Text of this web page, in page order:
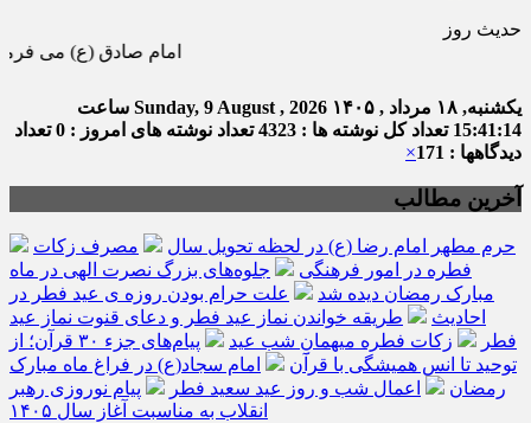
حدیث روز
امام صادق (ع) می فرماید :
یکشنبه, ۱۸ مرداد , ۱۴۰۵ Sunday, 9 August , 2026 ساعت
15:41:15 تعداد کل نوشته ها : 4323 تعداد نوشته های امروز : 0
تعداد
دیدگاهها : 171
×
آخرین مطالب
حرم مطهر امام رضا (ع) در لحظه تحویل سال
مصرف زکات
فطره در امور فرهنگی
جلوه‌های بزرگ نصرت الهی در ماه
مبارک رمضان دیده شد
علت حرام بودن روزه ی عید فطر در
احادیث
طریقه خواندن نماز عید فطر و دعای قنوت نماز عید
فطر
زکات فطره میهمانِ شب عید
پیام‌های جزء ۳۰ قرآن؛ از
توحید تا انس همیشگی با قرآن
امام سجاد(ع) در فراغ ماه مبارک
رمضان
اعمال شب و روز عید سعید فطر
پیام نوروزی رهبر
انقلاب به مناسبت آغاز سال ۱۴۰۵